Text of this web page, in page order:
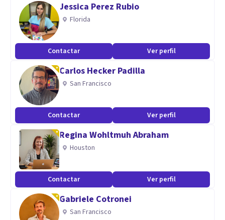
Jessica Perez Rubio
Florida
Contactar Ver perfil
Carlos Hecker Padilla
San Francisco
Contactar Ver perfil
Regina Wohltmuh Abraham
Houston
Contactar Ver perfil
Gabriele Cotronei
San Francisco